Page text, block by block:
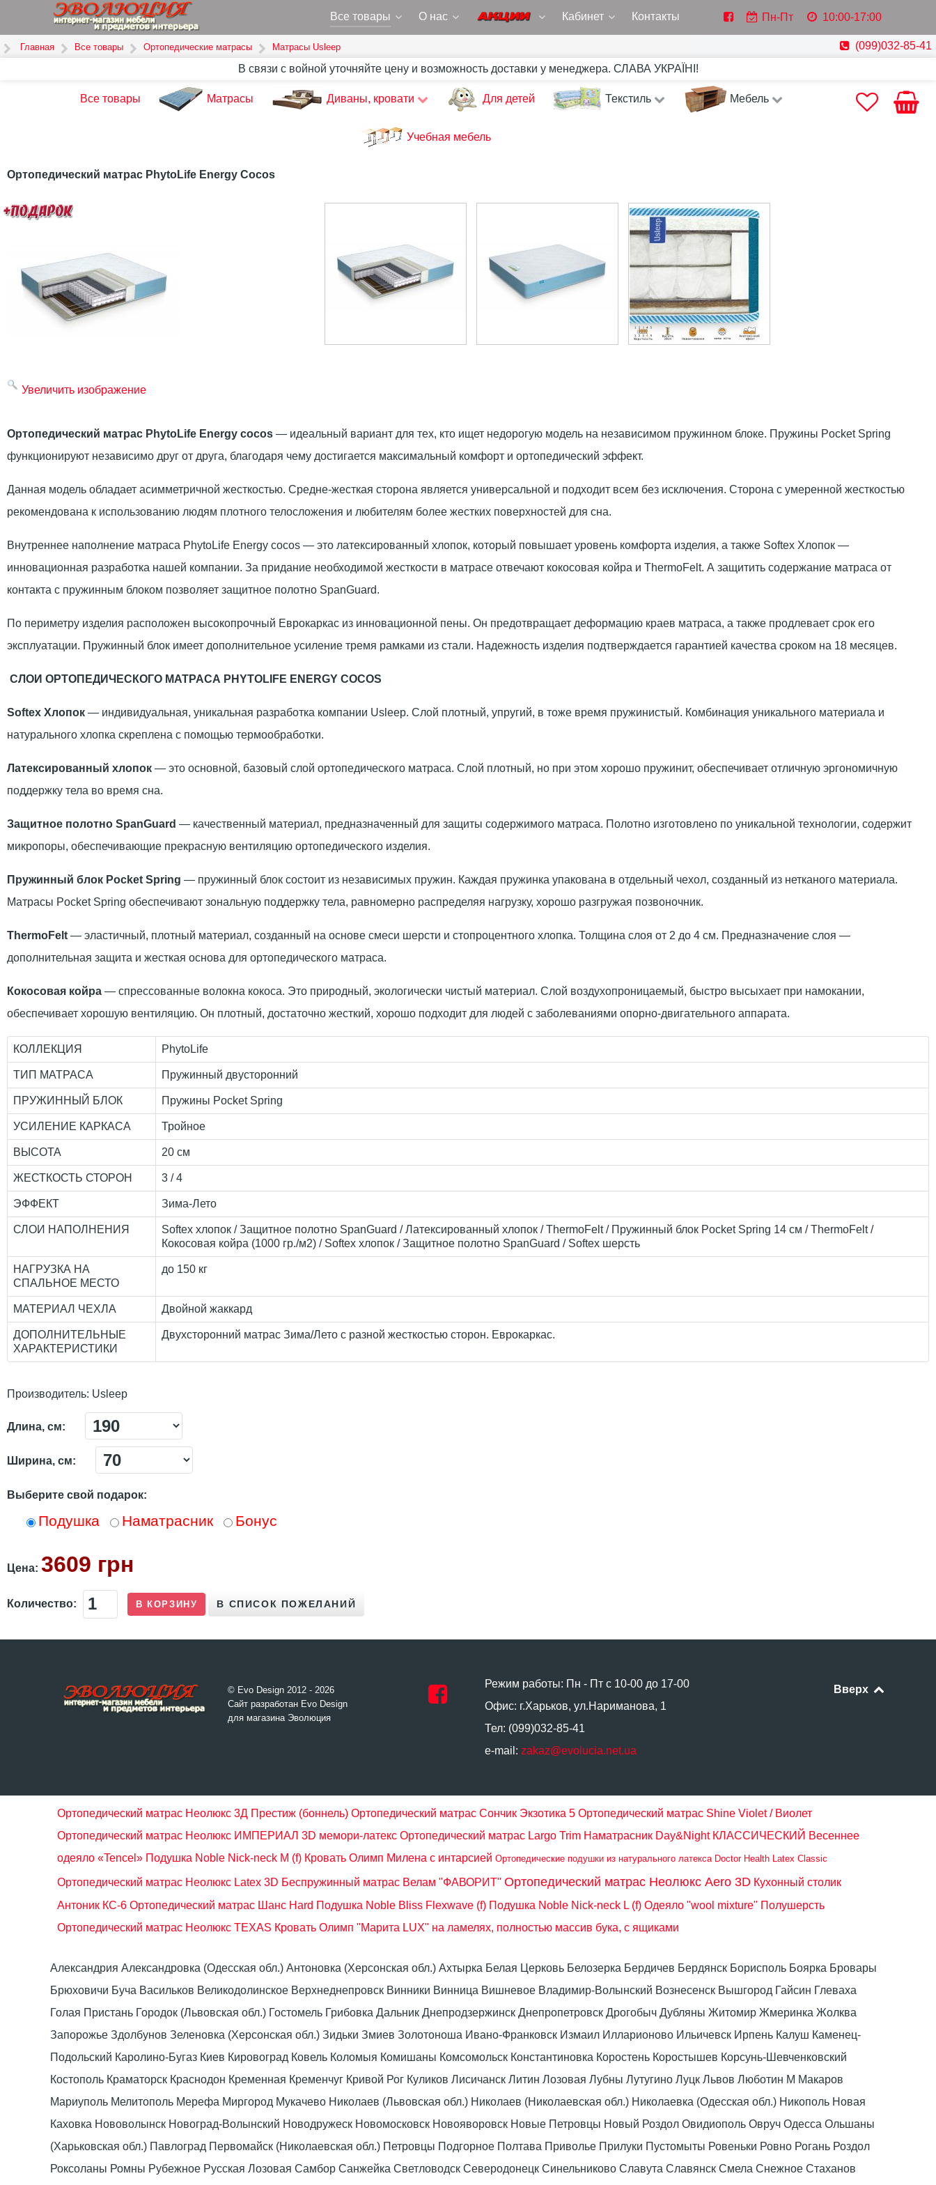
Все товары О нас Кабинет Контакты Пн-Пт 10:00-17:00
Главная Все товары Ортопедические матрасы Матрасы Usleep
(099)032-85-41
В связи с войной уточняйте цену и возможность доставки у менеджера. СЛАВА УКРАЇНІ!
Все товары Матрасы Диваны, кровати Для детей Текстиль Мебель
Учебная мебель
Ортопедический матрас PhytoLife Energy Cocos
Увеличить изображение
Ортопедический матрас PhytoLife Energy cocos — идеальный вариант для тех, кто ищет недорогую модель на независимом пружинном блоке. Пружины Pocket Spring
функционируют независимо друг от друга, благодаря чему достигается максимальный комфорт и ортопедический эффект.
Данная модель обладает асимметричной жесткостью. Средне-жесткая сторона является универсальной и подходит всем без исключения. Сторона с умеренной жесткостью
рекомендована к использованию людям плотного телосложения и любителям более жестких поверхностей для сна.
Внутреннее наполнение матраса PhytoLife Energy cocos — это латексированный хлопок, который повышает уровень комфорта изделия, а также Softex Хлопок —
инновационная разработка нашей компании. За придание необходимой жесткости в матрасе отвечают кокосовая койра и ThermoFelt. А защитить содержание матраса от
контакта с пружинным блоком позволяет защитное полотно SpanGuard.
По периметру изделия расположен высокопрочный Еврокаркас из инновационной пены. Он предотвращает деформацию краев матраса, а также продлевает срок его
эксплуатации. Пружинный блок имеет дополнительное усиление тремя рамками из стали. Надежность изделия подтверждается гарантией качества сроком на 18 месяцев.
СЛОИ ОРТОПЕДИЧЕСКОГО МАТРАСА PHYTOLIFE ENERGY COCOS
Softex Хлопок — индивидуальная, уникальная разработка компании Usleep. Слой плотный, упругий, в тоже время пружинистый. Комбинация уникального материала и
натурального хлопка скреплена с помощью термообработки.
Латексированный хлопок — это основной, базовый слой ортопедического матраса. Слой плотный, но при этом хорошо пружинит, обеспечивает отличную эргономичную
поддержку тела во время сна.
Защитное полотно SpanGuard — качественный материал, предназначенный для защиты содержимого матраса. Полотно изготовлено по уникальной технологии, содержит
микропоры, обеспечивающие прекрасную вентиляцию ортопедического изделия.
Пружинный блок Pocket Spring — пружинный блок состоит из независимых пружин. Каждая пружинка упакована в отдельный чехол, созданный из нетканого материала.
Матрасы Pocket Spring обеспечивают зональную поддержку тела, равномерно распределяя нагрузку, хорошо разгружая позвоночник.
ThermoFelt — эластичный, плотный материал, созданный на основе смеси шерсти и стопроцентного хлопка. Толщина слоя от 2 до 4 см. Предназначение слоя —
дополнительная защита и жесткая основа для ортопедического матраса.
Кокосовая койра — спрессованные волокна кокоса. Это природный, экологически чистый материал. Слой воздухопроницаемый, быстро высыхает при намокании,
обеспечивает хорошую вентиляцию. Он плотный, достаточно жесткий, хорошо подходит для людей с заболеваниями опорно-двигательного аппарата.
КОЛЛЕКЦИЯ PhytoLife
ТИП МАТРАСА Пружинный двусторонний
ПРУЖИННЫЙ БЛОК Пружины Pocket Spring
УСИЛЕНИЕ КАРКАСА Тройное
ВЫСОТА 20 см
ЖЕСТКОСТЬ СТОРОН 3 / 4
ЭФФЕКТ Зима-Лето
СЛОИ НАПОЛНЕНИЯ
Softex хлопок / Защитное полотно SpanGuard / Латексированный хлопок / ThermoFelt / Пружинный блок Pocket Spring 14 см / ThermoFelt /
Кокосовая койра (1000 гр./м2) / Softex хлопок / Защитное полотно SpanGuard / Softex шерсть
НАГРУЗКА НА
СПАЛЬНОЕ МЕСТО
до 150 кг
МАТЕРИАЛ ЧЕХЛА Двойной жаккард
ДОПОЛНИТЕЛЬНЫЕ
ХАРАКТЕРИСТИКИ
Двухсторонний матрас Зима/Лето с разной жесткостью сторон. Еврокаркас.
Производитель: Usleep
Длина, см:
Ширина, см:
Выберите свой подарок:
Подушка Наматрасник Бонус
Цена: 3609 грн
Количество:
© Evo Design 2012 - 2026
Сайт разработан Evo Design
для магазина Эволюция
Режим работы: Пн - Пт с 10-00 до 17-00
Офис: г.Харьков, ул.Нариманова, 1
Тел: (099)032-85-41
e-mail: zakaz@evolucia.net.ua
Вверх
Ортопедический матрас Неолюкс 3Д Преcтиж (боннель) Ортопедический матрас Сончик Экзотика 5 Ортопедический матрас Shine Violet / Виолет
Ортопедический матрас Неолюкс ИМПЕРИАЛ 3D мемори-латекс Ортопедический матрас Largo Trim Наматрасник Day&Night КЛАССИЧЕСКИЙ Весеннее
одеяло «Tencel» Подушка Noble Nick-neck M (f) Кровать Олимп Милена с интарсией Ортопедические подушки из натурального латекса Doctor Health Latex Classic
Ортопедический матрас Неолюкс Latex 3D Беспружинный матрас Велам "ФАВОРИТ" Ортопедический матрас Неолюкс Aero 3D Кухонный столик
Антоник КС-6 Ортопедический матрас Шанс Hard Подушка Noble Bliss Flexwave (f) Подушка Noble Nick-neck L (f) Одеяло "wool mixture" Полушерсть
Ортопедический матрас Неолюкс TEXAS Кровать Олимп "Марита LUX" на ламелях, полностью массив бука, с ящиками
Александрия Александровка (Одесская обл.) Антоновка (Херсонская обл.) Ахтырка Белая Церковь Белозерка Бердичев Бердянск Борисполь Боярка Бровары
Брюховичи Буча Васильков Великодолинское Верхнеднепровск Винники Винница Вишневое Владимир-Волынский Вознесенск Вышгород Гайсин Глеваха
Голая Пристань Городок (Львовская обл.) Гостомель Грибовка Дальник Днепродзержинск Днепропетровск Дрогобыч Дубляны Житомир Жмеринка Жолква
Запорожье Здолбунов Зеленовка (Херсонская обл.) Зидьки Змиев Золотоноша Ивано-Франковск Измаил Илларионово Ильичевск Ирпень Калуш Каменец-
Подольский Каролино-Бугаз Киев Кировоград Ковель Коломыя Комишаны Комсомольск Константиновка Коростень Коростышев Корсунь-Шевченковский
Костополь Краматорск Краснодон Кременная Кременчуг Кривой Рог Куликов Лисичанск Литин Лозовая Лубны Лутугино Луцк Львов Люботин М Макаров
Мариуполь Мелитополь Мерефа Миргород Мукачево Николаев (Львовская обл.) Николаев (Николаевская обл.) Николаевка (Одесская обл.) Никополь Новая
Каховка Нововолынск Новоград-Волынский Новодружеск Новомосковск Новояворовск Новые Петровцы Новый Роздол Овидиополь Овруч Одесса Ольшаны
(Харьковская обл.) Павлоград Первомайск (Николаевская обл.) Петровцы Подгорное Полтава Приволье Прилуки Пустомыты Ровеньки Ровно Рогань Роздол
Роксоланы Ромны Рубежное Русская Лозовая Самбор Санжейка Светловодск Северодонецк Синельниково Славута Славянск Смела Снежное Стаханов